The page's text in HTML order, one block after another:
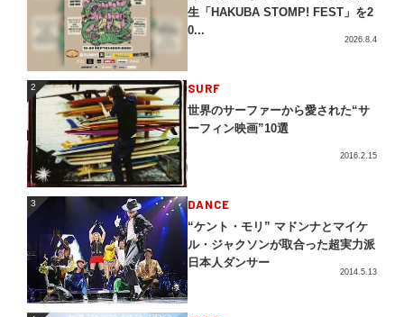
生「HAKUBA STOMP! FEST」を2
0...
2026.8.4
2 SURF
世界のサーファーから愛された“サ
ーフィン映画”10選
2016.2.15
3 DANCE
“ケント・モリ” マドンナとマイケ
ル・ジャクソンが取合った超実力派
日本人ダンサー
2014.5.13